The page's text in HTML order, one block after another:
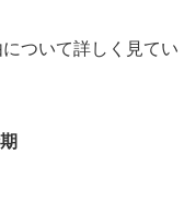
ついて詳しく見てい